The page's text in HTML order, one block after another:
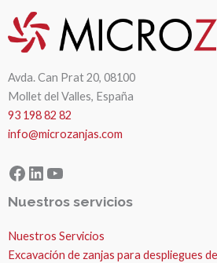
Avda. Can Prat 20, 08100
Mollet del Valles, España
93 198 82 82
info@microzanjas.com
Facebook
LinkedIn
YouTube
Nuestros servicios
Nuestros Servicios
Excavación de zanjas para despliegues